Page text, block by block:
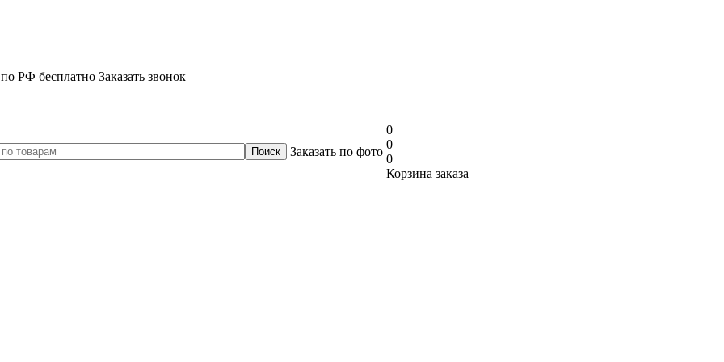
РФ бесплатно Заказать звонок
Заказать по фото
0
0
0
Корзина заказа